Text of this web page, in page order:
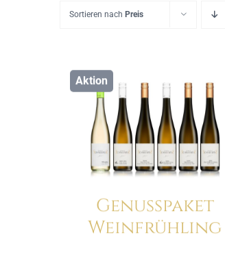
Sortieren nach Preis
Aktion
Genusspaket
Weinfrühling